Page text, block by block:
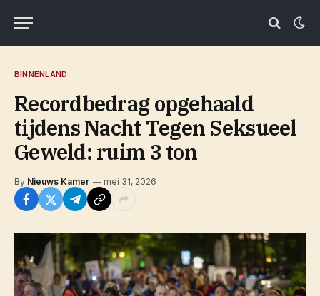
BINNENLAND
Recordbedrag opgehaald
tijdens Nacht Tegen Seksueel
Geweld: ruim 3 ton
By Nieuws Kamer mei 31, 2026